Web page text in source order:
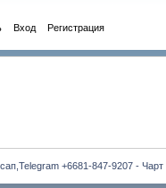
Вход Регистрация
+6681-847-9207 - Чарт